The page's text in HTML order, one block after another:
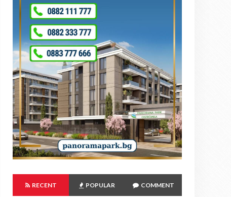
RECENT POPULAR COMMENT